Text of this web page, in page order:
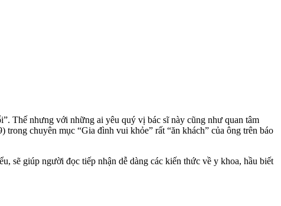
Thế nhưng với những ai yêu quý vị bác sĩ này cũng như quan tâm
chuyên mục “Gia đình vui khỏe” rất “ăn khách” của ông trên báo
sẽ giúp người đọc tiếp nhận dễ dàng các kiến thức về y khoa, hầu biết